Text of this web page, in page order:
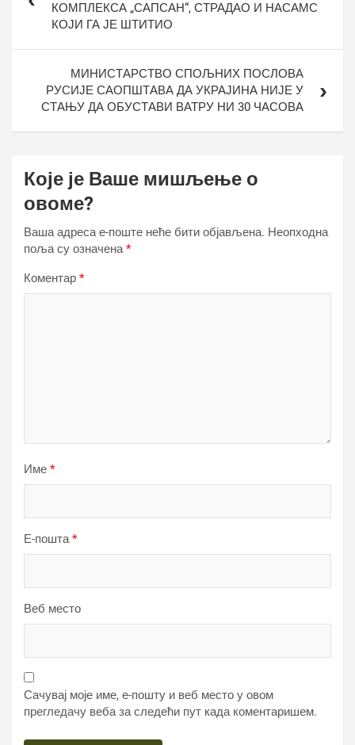
КОМПЛЕКСА „САПСАН“, СТРАДАО И НАСАМС
КОЈИ ГА ЈЕ ШТИТИО
МИНИСТАРСТВО СПОЉНИХ ПОСЛОВА
РУСИЈЕ САОПШТАВА ДА УКРАЈИНА НИЈЕ У
СТАЊУ ДА ОБУСТАВИ ВАТРУ НИ 30 ЧАСОВА
Које је Ваше мишљење о
овоме?
Ваша адреса е-поште неће бити објављена. Неопходна
поља су означена*
Коментар *
Име *
Е-пошта*
Веб место
Сачувај моје име, е-пошту и веб место у овом
прегледачу веба за следећи пут када коментаришем.